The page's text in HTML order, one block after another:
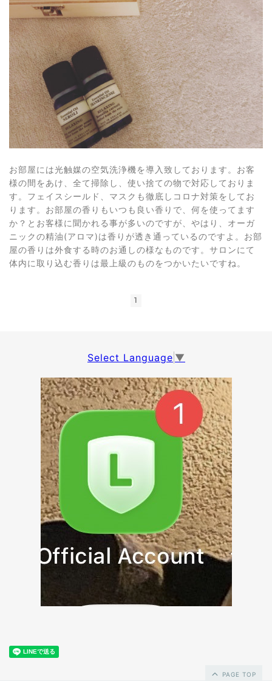
お部屋には光触媒の空気洗浄機を導入致しております。お客
様の間をあけ、全て掃除し、使い捨ての物で対応しておりま
す。フェイスシールド、マスクも徹底しコロナ対策をしてお
ります。お部屋の香りもいつも良い香りで、何を使ってます
か？とお客様に聞かれる事が多いのですが、やはり、オーガ
ニックの精油(アロマ)は香りが透き通っているのですよ。お部
屋の香りは外食する時のお通しの様なものです。サロンにて
体内に取り込む香りは最上級のものをつかいたいですね。
1
Select Language ▼
PAGE TOP